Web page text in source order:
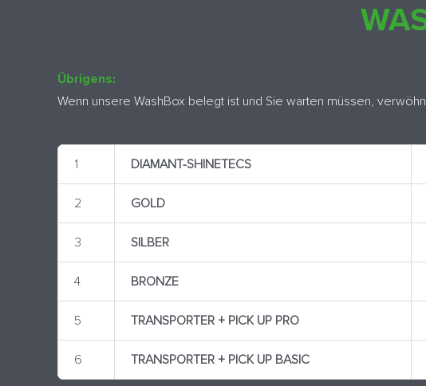
Übrigens:
Wenn unsere WashBox belegt ist und Sie warten müssen,
1 DIAMANT-SHINETECS
2 GOLD
3 SILBER
4 BRONZE
5 TRANSPORTER + PICK UP PRO
6 TRANSPORTER + PICK UP BASIC